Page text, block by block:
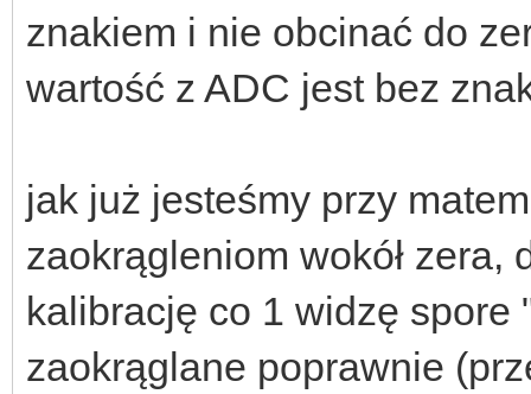
znakiem i nie obcinać do
wartość z ADC jest bez
jak już jesteśmy przy
zaokrągleniom wokół zera,
kalibrację co 1 widzę spore
zaokrąglane poprawnie